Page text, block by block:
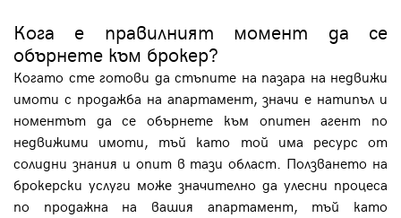
Кога е правилният момент да се
обърнете към брокер?
Когато сте готови да стъпите на пазара на недвижи
имоти с продажба на апартамент, значи е натипъл и
номентът да се обърнете към опитен агент по
недвижими имоти, тъй като той има ресурс от
солидни знания и опит в тази област. Ползването на
брокерски услуги може значително да улесни процеса
по продажна на вашия апартамент, тъй като